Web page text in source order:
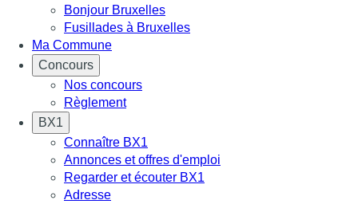
Bonjour Bruxelles
Fusillades à Bruxelles
Ma Commune
Concours
Nos concours
Règlement
BX1
Connaître BX1
Annonces et offres d'emploi
Regarder et écouter BX1
Adresse